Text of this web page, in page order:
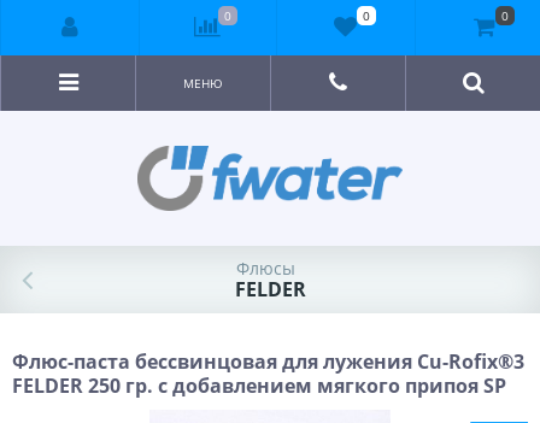
МЕНЮ
Флюсы
FELDER
Флюс-паста бессвинцовая для лужения Cu-Rofix®3
FELDER 250 гр. с добавлением мягкого припоя SP
0 0 0